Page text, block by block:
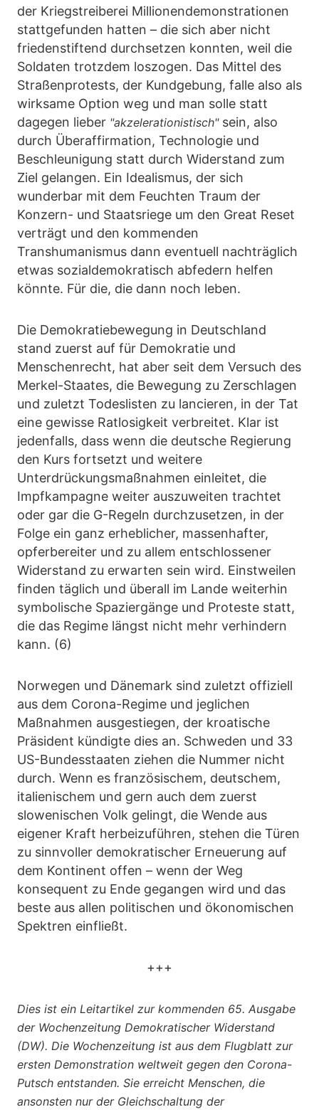
der Kriegstreiberei Millionendemonstrationen
stattgefunden hatten – die sich aber nicht
friedenstiftend durchsetzen konnten, weil die
Soldaten trotzdem loszogen. Das Mittel des
Straßenprotests, der Kundgebung, falle also als
wirksame Option weg und man solle statt
dagegen lieber "akzelerationistisch"sein, also
durch Überaffirmation, Technologie und
Beschleunigung statt durch Widerstand zum
Ziel gelangen. Ein Idealismus, der sich
wunderbar mit dem Feuchten Traum der
Konzern- und Staatsriege um den Great Reset
verträgt und den kommenden
Transhumanismus dann eventuell nachträglich
etwas sozialdemokratisch abfedern helfen
könnte. Für die, die dann noch leben.
Die Demokratiebewegung in Deutschland
stand zuerst auf für Demokratie und
Menschenrecht, hat aber seit dem Versuch des
Merkel-Staates, die Bewegung zu Zerschlagen
und zuletzt Todeslisten zu lancieren, in der Tat
eine gewisse Ratlosigkeit verbreitet. Klar ist
jedenfalls, dass wenn die deutsche Regierung
den Kurs fortsetzt und weitere
Unterdrückungsmaßnahmen einleitet, die
Impfkampagne weiter auszuweiten trachtet
oder gar die G-Regeln durchzusetzen, in der
Folge ein ganz erheblicher, massenhafter,
opferbereiter und zu allem entschlossener
Widerstand zu erwarten sein wird. Einstweilen
finden täglich und überall im Lande weiterhin
symbolische Spaziergänge und Proteste statt,
die das Regime längst nicht mehr verhindern
kann. (6)
Norwegen und Dänemark sind zuletzt offiziell
aus dem Corona-Regime und jeglichen
Maßnahmen ausgestiegen, der kroatische
Präsident kündigte dies an. Schweden und 33
US-Bundesstaaten ziehen die Nummer nicht
durch. Wenn es französischem, deutschem,
italienischem und gern auch dem zuerst
slowenischen Volk gelingt, die Wende aus
eigener Kraft herbeizuführen, stehen die Türen
zu sinnvoller demokratischer Erneuerung auf
dem Kontinent offen – wenn der Weg
konsequent zu Ende gegangen wird und das
beste aus allen politischen und ökonomischen
Spektren einfließt.
+++
Dies ist ein Leitartikel zur kommenden 65. Ausgabe
der Wochenzeitung Demokratischer Widerstand
(DW). Die Wochenzeitung ist aus dem Flugblatt zur
ersten Demonstration weltweit gegen den Corona-
Putsch entstanden. Sie erreicht Menschen, die
ansonsten nur der Gleichschaltung der